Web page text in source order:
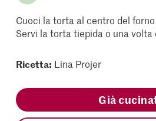
Cuoci la torta al centro del
Servi la torta tiepida o una volta
Ricetta: Lina Projer
Già